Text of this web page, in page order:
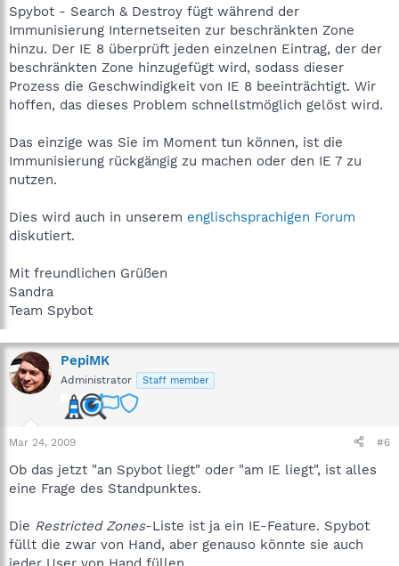
Spybot - Search & Destroy fügt während der
Immunisierung Internetseiten zur beschränkten Zone
hinzu. Der IE 8 überprüft jeden einzelnen Eintrag, der der
beschränkten Zone hinzugefügt wird, sodass dieser
Prozess die Geschwindigkeit von IE 8 beeinträchtigt. Wir
hoffen, das dieses Problem schnellstmöglich gelöst wird.
Das einzige was Sie im Moment tun können, ist die
Immunisierung rückgängig zu machen oder den IE 7 zu
nutzen.
Dies wird auch in unserem englischsprachigen Forum
diskutiert.
Mit freundlichen Grüßen
Sandra
Team Spybot
PepiMK
Administrator Staff member
Mar 24, 2009 #6
Ob das jetzt "an Spybot liegt" oder "am IE liegt", ist alles
eine Frage des Standpunktes.
Die Restricted Zones-Liste ist ja ein IE-Feature. Spybot
füllt die zwar von Hand, aber genauso könnte sie auch